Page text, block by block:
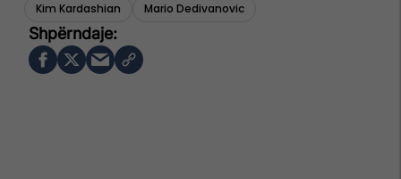
Kim Kardashian Mario Dedivanovic